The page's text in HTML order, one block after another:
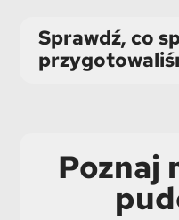
Sprawdź, co
Poznaj